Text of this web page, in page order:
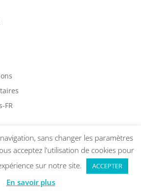
FR
·Mentions légales
· Web
design :Visualco
sans changer les paramètres
acceptez l'utilisation de cookies pour
sur notre site.
ACCEPTER
En savoir plus